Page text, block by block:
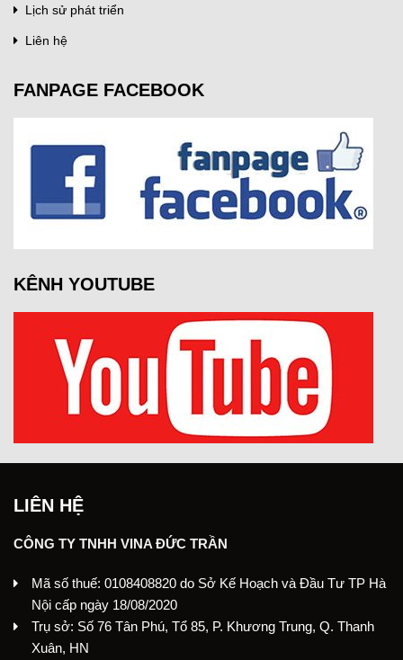
Lịch sử phát triển
Liên hệ
FANPAGE FACEBOOK
KÊNH YOUTUBE
LIÊN HỆ
CÔNG TY TNHH VINA ĐỨC TRẦN
Mã số thuế: 0108408820 do Sở Kế Hoạch và Đầu Tư TP Hà
Nội cấp ngày 18/08/2020
Trụ sở: Số 76 Tân Phú, Tổ 85, P. Khương Trung, Q. Thanh
Xuân, HN